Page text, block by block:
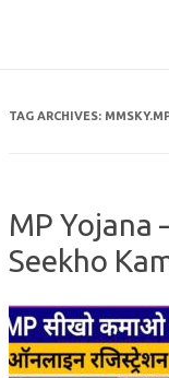
TAG ARCHIVES:
MP Yojana
Seekho